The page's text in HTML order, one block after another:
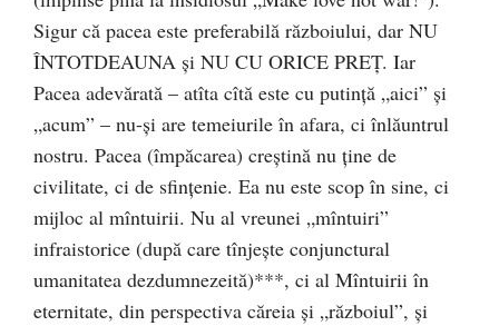
Sigur că pacea este preferabilă războiului, dar NU
ÎNTOTDEAUNA şi NU CU ORICE PREȚ. Iar
Pacea adevărată – atîta cîtă este cu putinţă „aici” şi
„acum” – nu-şi are temeiurile în afara, ci înlăuntrul
nostru. Pacea (împăcarea) creştină nu ţine de
civilitate, ci de sfinţenie. Ea nu este scop în sine, ci
mijloc al mîntuirii. Nu al vreunei „mîntuiri”
infraistorice (după care tînjeşte conjunctural
umanitatea dezdumnezeită)***, ci al Mîntuirii în
eternitate, din perspectiva căreia şi „războiul”, şi